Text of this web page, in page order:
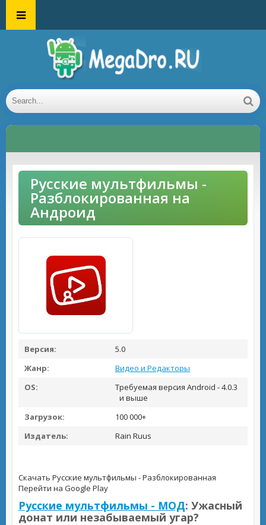
Русские мультфильмы -
Разблокированная на
Андроид
Версия:
5.0
Жанр:
Видео и Редакторы
OS:
Требуемая версия Android - 4.0.3
и выше
Загрузок:
100 000+
Издатель:
Rain Ruus
Скачать Русские мультфильмы - Разблокированная
Перейти на Google Play
Русские мультфильмы - МОД: Ужасный
донат или незабываемый угар?